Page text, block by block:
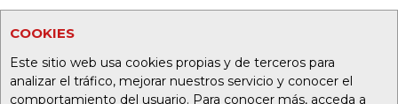
COOKIES
Este sitio web usa cookies propias y de terceros para
analizar el tráfico, mejorar nuestros servicio y conocer el
comportamiento del usuario. Para conocer más, acceda a